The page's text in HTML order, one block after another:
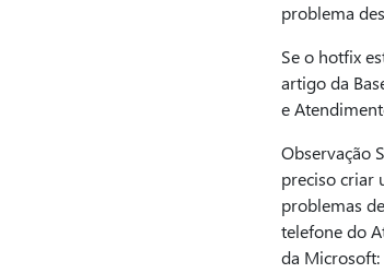
problema
Se o hotfix
artigo da
e
Observação
preciso criar
problemas
telefone do
da Microsoft: